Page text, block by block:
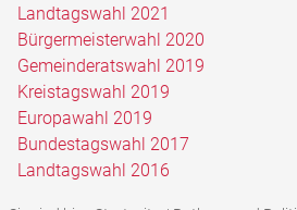
Landtagswahl 2021
Bürgermeisterwahl 2020
Gemeinderatswahl 2019
Kreistagswahl 2019
Europawahl 2019
Bundestagswahl 2017
Landtagswahl 2016